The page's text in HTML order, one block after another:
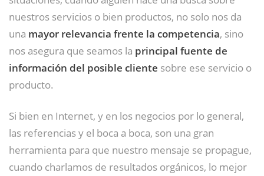
nuestros servicios o bien productos, no solo nos da
una mayor relevancia frente la competencia, sino
nos asegura que seamos la principal fuente de
información del posible cliente sobre ese servicio o
producto.
Si bien en Internet, y en los negocios por lo general,
las referencias y el boca a boca, son una gran
herramienta para que nuestro mensaje se propague,
cuando charlamos de resultados orgánicos, lo mejor